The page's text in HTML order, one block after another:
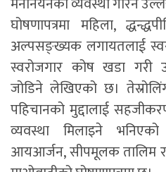
घोषणापत्रमा महिला,
अल्पसङ्ख्यक लगायतलाई
स्वरोजगार कोष खडा गरी
जोडिने लेखिएको छ।
पहिचानको मुद्दालाई
व्यवस्था मिलाइने
आयआर्जन, सीपमूलक तालिम र